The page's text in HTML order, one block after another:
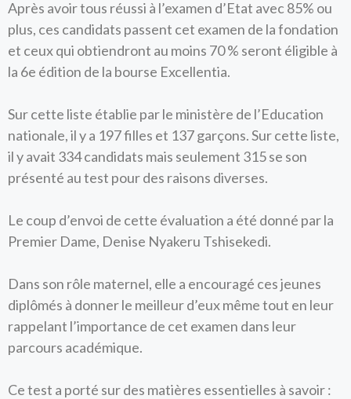
Après avoir tous réussi à l’examen d’Etat avec 85% ou
plus, ces candidats passent cet examen de la fondation
et ceux qui obtiendront au moins 70 % seront éligible à
la 6e édition de la bourse Excellentia.
Sur cette liste établie par le ministère de l’Education
nationale, il y a 197 filles et 137 garçons. Sur cette liste,
il y avait 334 candidats mais seulement 315 se son
présenté au test pour des raisons diverses.
Le coup d’envoi de cette évaluation a été donné par la
Premier Dame, Denise Nyakeru Tshisekedi.
Dans son rôle maternel, elle a encouragé ces jeunes
diplômés à donner le meilleur d’eux même tout en leur
rappelant l’importance de cet examen dans leur
parcours académique.
Ce test a porté sur des matières essentielles à savoir :